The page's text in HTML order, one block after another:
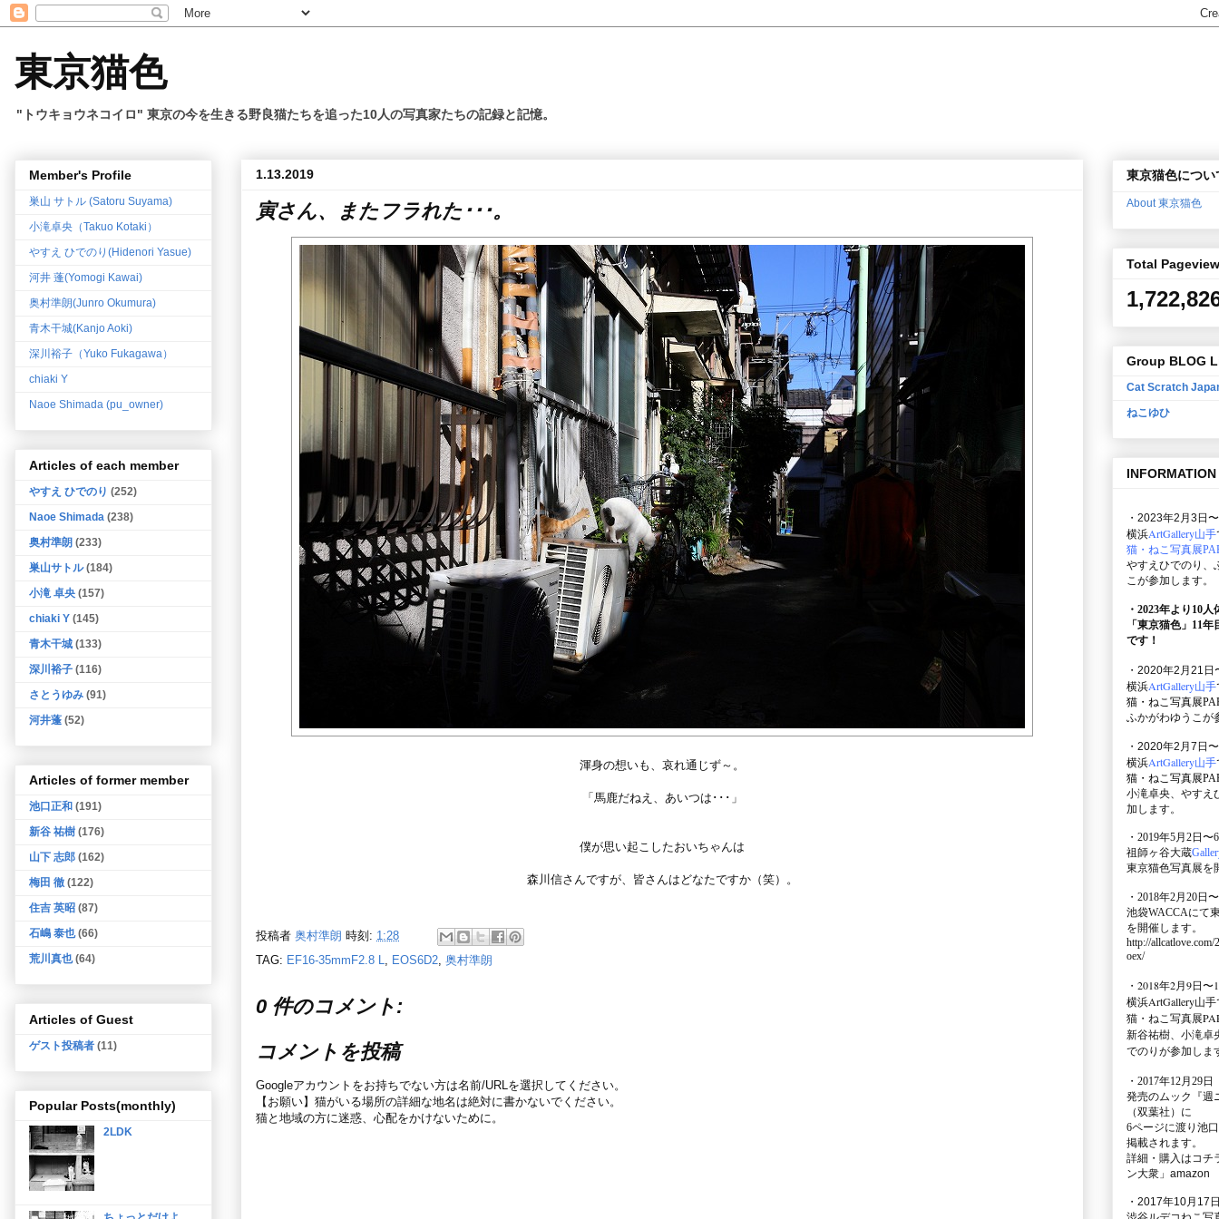
東京猫色
"トウキョウネコイロ" 東京の今を生きる野良猫たちを追った10人の写真家たちの記録と記憶。
1.13.2019
寅さん、またフラれた･･･。
渾身の想いも、哀れ通じず～。
「馬鹿だねえ、あいつは･･･」
僕が思い起こしたおいちゃんは
森川信さんですが、皆さんはどなたですか（笑）。
投稿者 奥村準朗 時刻: 1:28
TAG: EF16-35mmF2.8 L, EOS6D2, 奥村準朗
0 件のコメント:
コメントを投稿
Googleアカウントをお持ちでない方は名前/URLを選択してください。
【お願い】猫がいる場所の詳細な地名は絶対に書かないでください。
猫と地域の方に迷惑、心配をかけないために。
Member's Profile
巣山 サトル (Satoru Suyama)
小滝卓央（Takuo Kotaki）
やすえ ひでのり(Hidenori Yasue)
河井 蓬(Yomogi Kawai)
奥村準朗(Junro Okumura)
青木干城(Kanjo Aoki)
深川裕子（Yuko Fukagawa）
chiaki Y
Naoe Shimada (pu_owner)
Articles of each member
やすえ ひでのり (252)
Naoe Shimada (238)
奥村準朗 (233)
巣山サトル (184)
小滝 卓央 (157)
chiaki Y (145)
青木干城 (133)
深川裕子 (116)
さとうゆみ (91)
河井蓬 (52)
Articles of former member
池口正和 (191)
新谷 祐樹 (176)
山下 志郎 (162)
梅田 徹 (122)
住吉 英昭 (87)
石嶋 泰也 (66)
荒川真也 (64)
Articles of Guest
ゲスト投稿者 (11)
Popular Posts(monthly)
2LDK
東京猫色につい
About 東京猫色
Total
Group BLOG
Cat Scratch
ねこゆひ
INFORMATION
・2023年2月3日
横浜ArtGallery山手
猫・ねこ写真展
やすえひでのり、
こが参加します。
・2023年より10
「東京猫色」 11年
です！
・2020年2月21日
横浜ArtGallery山手
猫・ねこ写真展
ふかがわゆうこが
・2020年2月7日
横浜ArtGallery山手
猫・ねこ写真展
小滝卓央、やすえ
加します。
・2019年5月2日〜
祖師ヶ谷大蔵
東京猫色写真展を
・2018年2月20日
池袋WACCAにて
を開催します。
http://allcatlove.com/
oex/
・2018年2月9日〜
横浜ArtGallery山手
猫・ねこ写真展
新谷祐樹、小滝卓
でのりが参加しま
・ 2017年12月29日
発売のムック
『
（双葉社）に
6ページに渡り 池
掲載されます。
詳細・購入はコ
ン大衆」amazon
・2017年10月17